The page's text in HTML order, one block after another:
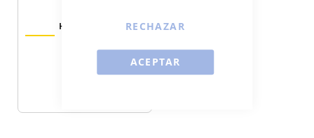
ACEPTAR
RECHAZAR
Haier HW90